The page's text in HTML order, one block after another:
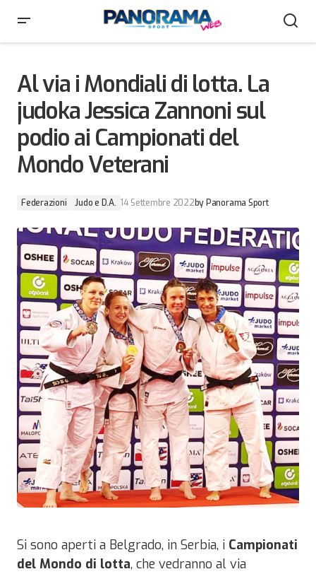
Al via i Mondiali di lotta. La
judoka Jessica Zannoni sul
podio ai Campionati del
Mondo Veterani
Federazioni Judo e D.A. 14 Settembre 2022by Panorama Sport
Si sono aperti a Belgrado, in Serbia, i Campionati
del Mondo di lotta, che vedranno al via